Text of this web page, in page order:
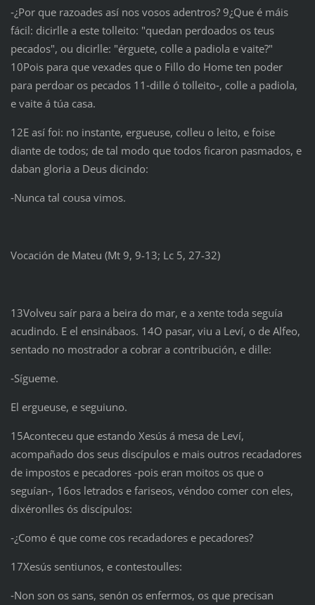
‑¿Por que razoades así nos vosos adentros? 9¿Que é máis
fácil: dicirlle a este tolleito: "quedan perdoados os teus
pecados", ou dicirlle: "érguete, colle a padiola e vaite?"
10Pois para que vexades que o Fillo do Home ten poder
para perdoar os pecados 11‑dille ó tolleito‑, colle a padiola,
e vaite á túa casa.
12E así foi: no instante, ergueuse, colleu o leito, e foise
diante de todos; de tal modo que todos ficaron pasmados, e
daban gloria a Deus dicindo:
‑Nunca tal cousa vimos.
Vocación de Mateu (Mt 9, 9-13; Lc 5, 27-32)
13Volveu saír para a beira do mar, e a xente toda seguía
acudindo. E el ensinábaos. 14O pasar, viu a Leví, o de Alfeo,
sentado no mostrador a cobrar a contribución, e dille:
‑Sígueme.
El ergueuse, e seguiuno.
15Aconteceu que estando Xesús á mesa de Leví,
acompañado dos seus discípulos e mais outros recadadores
de impostos e pecadores ‑pois eran moitos os que o
seguían‑, 16os letrados e fariseos, véndoo comer con eles,
dixéronlles ós discípulos:
‑¿Como é que come cos recadadores e pecadores?
17Xesús sentiunos, e contestoulles:
‑Non son os sans, senón os enfermos, os que precisan